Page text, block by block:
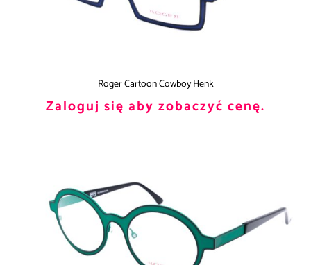
Roger Cartoon Cowboy Henk
Zaloguj się aby zobaczyć cenę.